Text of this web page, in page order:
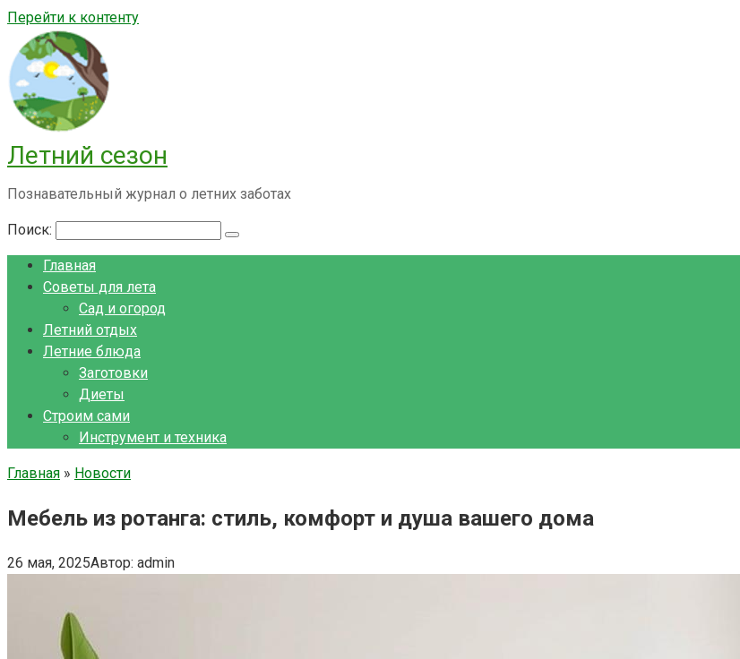
Перейти к контенту
Летний сезон
Познавательный журнал о летних заботах
Поиск:
Главная
Советы для лета
Сад и огород
Летний отдых
Летние блюда
Заготовки
Диеты
Строим сами
Инструмент и техника
Главная » Новости
Мебель из ротанга: стиль, комфорт и душа вашего дома
26 мая, 2025Автор: admin